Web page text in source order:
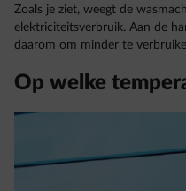
Zoals je ziet, weegt de
elektriciteitsverbruik. Aan de
daarom om minder te
Op welke